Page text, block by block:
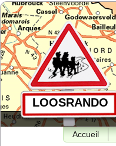
LOOSRANDO
Accueil